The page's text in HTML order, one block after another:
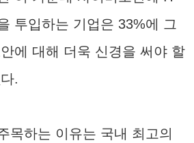
투입하는 기업은 33%에 그
에 대해 더욱 신경을 써야 할
.
목하는 이유는 국내 최고의